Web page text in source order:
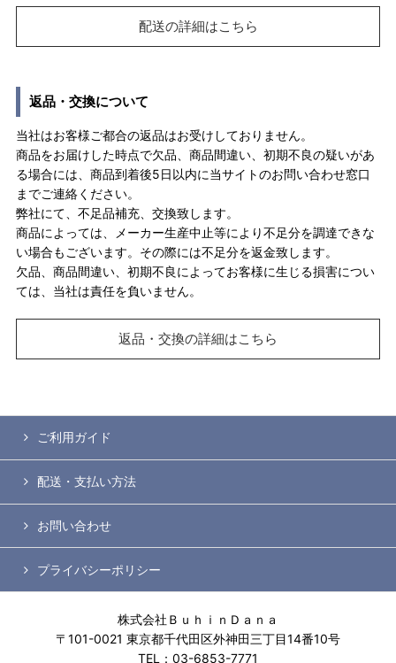
配送の詳細はこちら
返品・交換について
当社はお客様ご都合の返品はお受けしておりません。
商品をお届けした時点で欠品、商品間違い、初期不良の疑いがあ
る場合には、商品到着後5日以内に当サイトのお問い合わせ窓口
までご連絡ください。
弊社にて、不足品補充、交換致します。
商品によっては、メーカー生産中止等により不足分を調達できな
い場合もございます。その際には不足分を返金致します。
欠品、商品間違い、初期不良によってお客様に生じる損害につい
ては、当社は責任を負いません。
返品・交換の詳細はこちら
ご利用ガイド
配送・支払い方法
お問い合わせ
プライバシーポリシー
株式会社ＢｕｈｉｎＤａｎａ
〒101-0021 東京都千代田区外神田三丁目14番10号
TEL：03-6853-7771